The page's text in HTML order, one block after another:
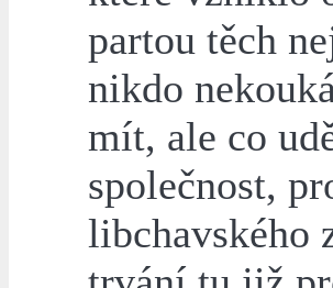
partou těch
nikdo
mít, ale co
společnost,
libchavského